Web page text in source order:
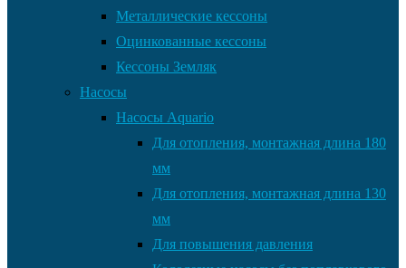
Металлические кессоны
Оцинкованные кессоны
Кессоны Земляк
Насосы
Насосы Aquario
Для отопления, монтажная длина 180
мм
Для отопления, монтажная длина 130
мм
Для повышения давления